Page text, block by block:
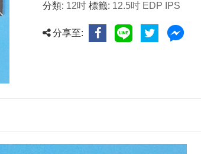
分類: 12吋 標籤: 12.5吋 EDP IPS
分享至: